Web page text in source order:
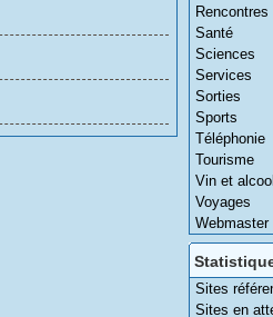
Rencontres
Santé
Sciences
Services
Sorties
Sports
Téléphonie
Tourisme
Vin et alcool
Voyages
Webmaster
Sites
Sites en